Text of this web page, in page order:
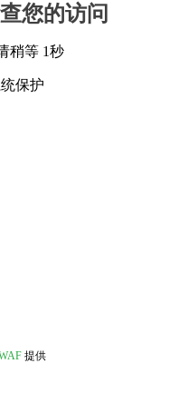
您的访问
稍等 1秒
保护
提供